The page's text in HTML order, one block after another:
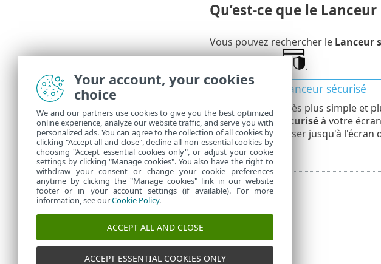
Qu’est-ce que le
Vous pouvez rechercher le Lanceur
.
Accès au Lanceur sécurisé
Pour un accès plus simple et
Lanceur sécuriséà votre
faites-la glisser jusqu'à l'écran
Your account, your cookies
choice
We and our partners use cookies to give you the best optimized
online experience, analyze our website traffic, and serve you with
personalized ads. You can agree to the collection of all cookies by
clicking "Accept all and close", decline all non-essential cookies by
choosing "Accept essential cookies only", or adjust your cookie
settings by clicking "Manage cookies". You also have the right to
withdraw your consent or change your cookie preferences
anytime by clicking the "Manage cookies" link in our website
footer or in your account settings (if available). For more
information, see ourCookie Policy.
ACCEPT ALL AND CLOSE
ACCEPT ESSENTIAL COOKIES ONLY